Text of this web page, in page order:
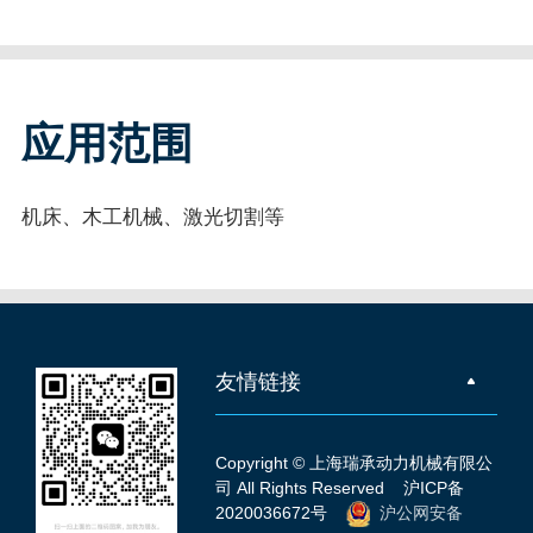
应用范围
机床、木工机械、激光切割等
友情链接
Copyright © 上海瑞承动力机械有限公
司 All Rights Reserved沪ICP备
2020036672号
沪公网安备